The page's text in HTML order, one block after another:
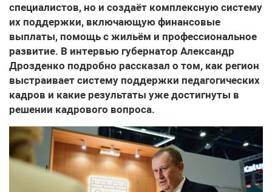
специалистов, но и создаёт комплексную систему
их поддержки, включающую финансовые
выплаты, помощь с жильём и профессиональное
развитие. В интервью губернатор Александр
Дрозденко подробно рассказал о том, как регион
выстраивает систему поддержки педагогических
кадров и какие результаты уже достигнуты в
решении кадрового вопроса.